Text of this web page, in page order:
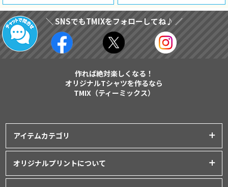
＼ SNSでもTMIXをフォローしてね♪ ／
作れば絶対楽しくなる！
オリジナルTシャツを作るなら
TMIX（ティーミックス）
アイテムカテゴリ
オリジナルプリントについて